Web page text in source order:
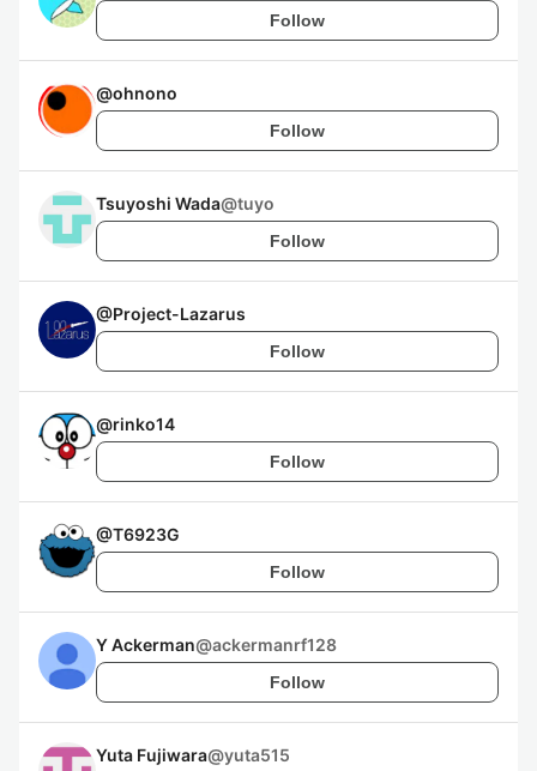
Follow
@ohnono
Follow
Tsuyoshi Wada@tuyo
Follow
@Project-Lazarus
Follow
@rinko14
Follow
@T6923G
Follow
Y Ackerman@ackermanrf128
Follow
Yuta Fujiwara@yuta515